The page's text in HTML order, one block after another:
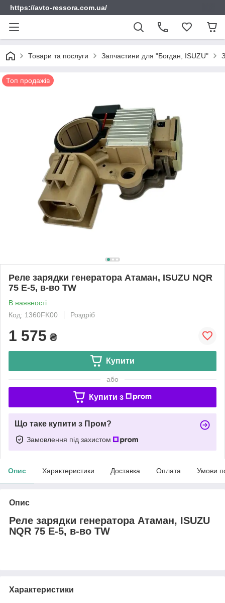
https://avto-ressora.com.ua/
Товари та послуги Запчастини для "Богдан, ISUZU"
Топ продажів
Реле зарядки генератора Атаман, ISUZU NQR
75 E-5, в-во TW
В наявності
Код: 1360FK00
Роздріб
1 575 ₴
Купити
або
Купити з
Що таке купити з Пром?
Замовлення під захистом
Опис Характеристики Доставка Оплата Умови
Опис
Реле зарядки генератора Атаман, ISUZU
NQR 75 E-5, в-во TW
Характеристики